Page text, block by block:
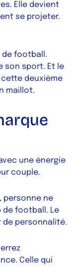
Elle devient
se projeter.
de football.
son sport. Et le
cette deuxième
maillot.
une énergie
couple.
personne ne
de football. Le
de personnalité.
Celle qui